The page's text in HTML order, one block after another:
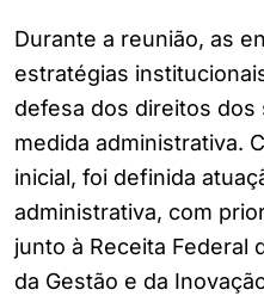
Durante a reunião, as
estratégias
defesa dos direitos
medida administrativa.
inicial, foi definida
administrativa, com
junto à Receita Federal
da Gestão e da